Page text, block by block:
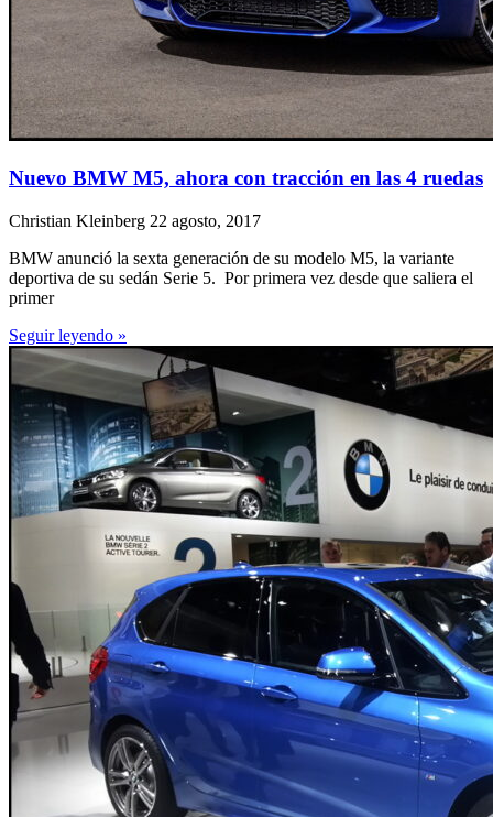
Nuevo BMW M5, ahora con tracción en las 4 ruedas
Christian Kleinberg 22 agosto, 2017
BMW anunció la sexta generación de su modelo M5, la variante
deportiva de su sedán Serie 5. Por primera vez desde que saliera el
primer
Seguir leyendo »